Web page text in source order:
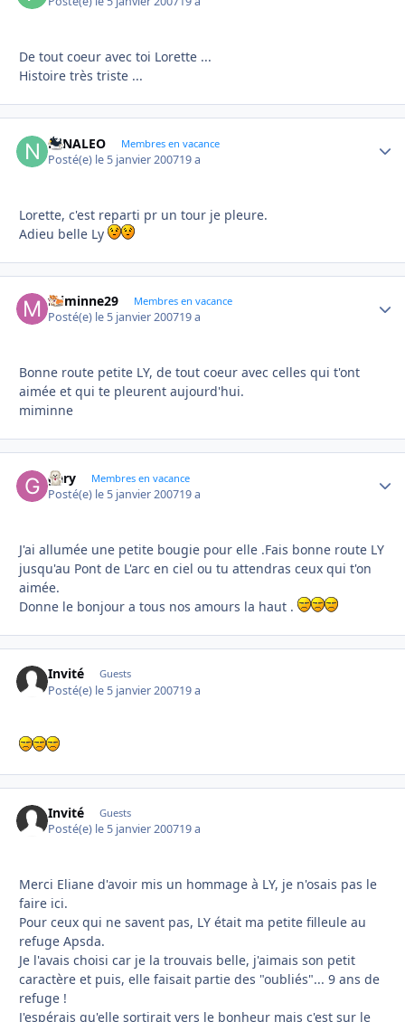
De tout coeur avec toi Lorette ...
Histoire très triste ...
NINALEO Membres en vacance
Posté(e) le 5 janvier 200719 a
Lorette, c'est reparti pr un tour je pleure.
Adieu belle Ly
miminne29 Membres en vacance
Posté(e) le 5 janvier 200719 a
Bonne route petite LY, de tout coeur avec celles qui t'ont
aimée et qui te pleurent aujourd'hui.
miminne
gary Membres en vacance
Posté(e) le 5 janvier 200719 a
J'ai allumée une petite bougie pour elle .Fais bonne route LY
jusqu'au Pont de L'arc en ciel ou tu attendras ceux qui t'on
aimée.
Donne le bonjour a tous nos amours la haut .
Invité Guests
Posté(e) le 5 janvier 200719 a
Invité Guests
Posté(e) le 5 janvier 200719 a
Merci Eliane d'avoir mis un hommage à LY, je n'osais pas le
faire ici.
Pour ceux qui ne savent pas, LY était ma petite filleule au
refuge Apsda.
Je l'avais choisi car je la trouvais belle, j'aimais son petit
caractère et puis, elle faisait partie des "oubliés"... 9 ans de
refuge !
J'espérais qu'elle sortirait vers le bonheur mais c'est sur le